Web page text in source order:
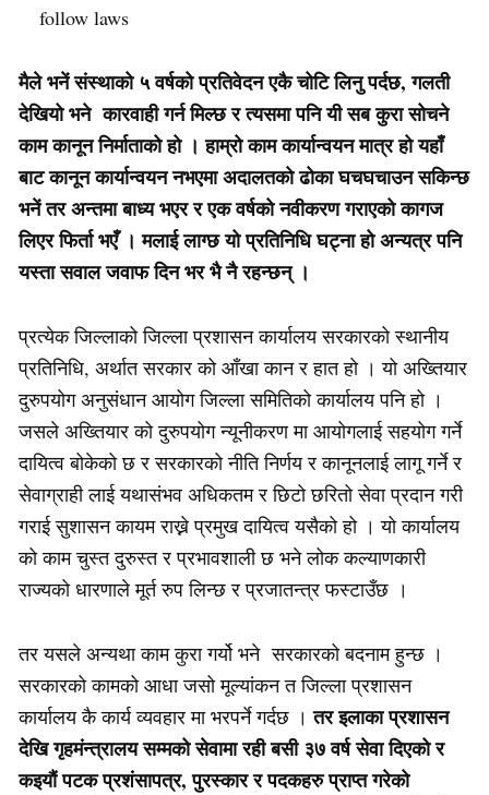
follow laws
मैले भनें संस्थाको ५ वर्षको प्रतिवेदन एकै चोटि लिनु पर्दछ, गलती
देखियो भने कारवाही गर्न मिल्छ र त्यसमा पनि यी सब कुरा सोचने
काम कानून निर्माताको हो । हाम्रो काम कार्यान्वयन मात्र हो यहाँ
बाट कानून कार्यान्वयन नभएमा अदालतको ढोका घचघचाउन सकिन्छ
भनें तर अन्तमा बाध्य भएर र एक वर्षको नवीकरण गराएको कागज
लिएर फिर्ता भएँ । मलाई लाग्छ यो प्रतिनिधि घट्ना हो अन्यत्र पनि
यस्ता सवाल जवाफ दिन भर भै नै रहन्छन् ।
प्रत्येक जिल्लाको जिल्ला प्रशासन कार्यालय सरकारको स्थानीय
प्रतिनिधि, अर्थात सरकार को आँखा कान र हात हो । यो अख्तियार
दुरुपयोग अनुसंधान आयोग जिल्ला समितिको कार्यालय पनि हो ।
जसले अख्तियार को दुरुपयोग न्यूनीकरण मा आयोगलाई सहयोग गर्ने
दायित्व बोकेको छ र सरकारको नीति निर्णय र कानूनलाई लागू गर्ने र
सेवाग्राही लाई यथासंभव अधिकतम र छिटो छरितो सेवा प्रदान गरी
गराई सुशासन कायम राख्ने प्रमुख दायित्व यसैको हो । यो कार्यालय
को काम चुस्त दुरुस्त र प्रभावशाली छ भने लोक कल्याणकारी
राज्यको धारणाले मूर्त रुप लिन्छ र प्रजातन्त्र फस्टाउँछ ।
तर यसले अन्यथा काम कुरा गर्यो भने सरकारको बदनाम हुन्छ ।
सरकारको कामको आधा जसो मूल्यांकन त जिल्ला प्रशासन
कार्यालय कै कार्य व्यवहार मा भरपर्ने गर्दछ ।तर इलाका प्रशासन
देखि गृहमंन्त्रालय सम्मको सेवामा रही बसी ३७ वर्ष सेवा दिएको र
कइयौं पटक प्रशंसापत्र, पुरस्कार र पदकहरु प्राप्त गरेको